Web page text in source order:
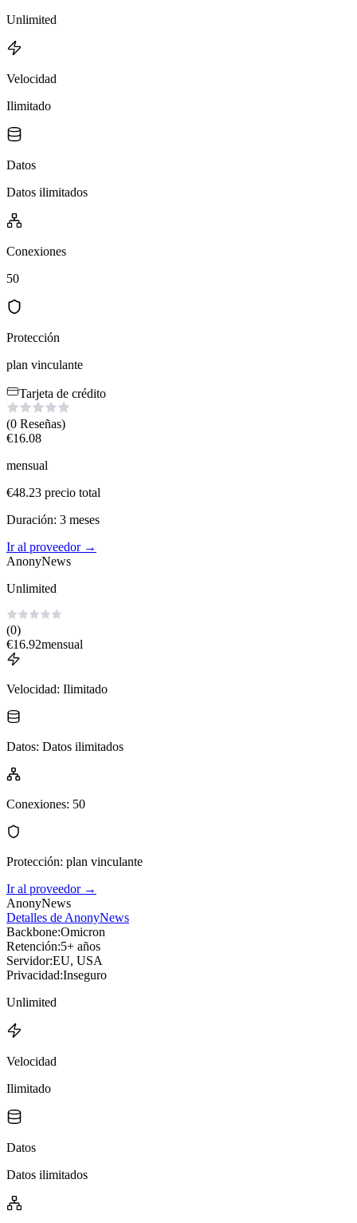
Unlimited
Velocidad
Ilimitado
Datos
Datos ilimitados
Conexiones
50
Protección
plan vinculante
Tarjeta de crédito
(0 Reseñas)
€16.08
mensual
€48.23 precio total
Duración: 3 meses
Ir al proveedor→
AnonyNews
Unlimited
(0)
€16.92mensual
Velocidad: Ilimitado
Datos: Datos ilimitados
Conexiones: 50
Protección: plan vinculante
Ir al proveedor→
AnonyNews
Detalles de AnonyNews
Backbone:Omicron
Retención:5+ años
Servidor:EU, USA
Privacidad:Inseguro
Unlimited
Velocidad
Ilimitado
Datos
Datos ilimitados